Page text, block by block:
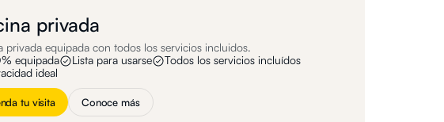
privada
privada equipada con todos los servicios incluidos.
equipada
Lista para usarse
Todos los servicios incluídos
ideal
tu visita Conoce más